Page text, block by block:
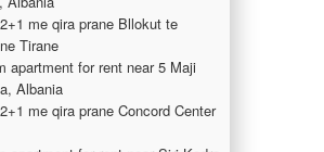
me qira prane Bllokut te
Tirane
apartment for rent near 5 Maji
Albania
me qira prane Concord Center